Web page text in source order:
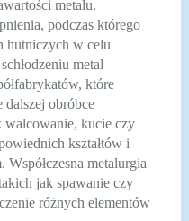
metalu.
podczas którego
hutniczych w celu
metal
które
dalszej obróbce
walcowanie, kucie czy
kształtów i
metalurgia
jak spawanie czy
różnych elementów